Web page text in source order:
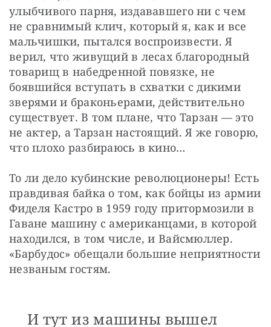
улыбчивого парня, издававшего ни с чем
не сравнимый клич, который я, как и все
мальчишки, пытался воспроизвести. Я
верил, что живущий в лесах благородный
товарищ в набедренной повязке, не
боявшийся вступать в схватки с дикими
зверями и браконьерами, действительно
существует. В том плане, что Тарзан — это
не актер, а Тарзан настоящий. Я же говорю,
что плохо разбираюсь в кино…
То ли дело кубинские революционеры! Есть
правдивая байка о том, как бойцы из армии
Фиделя Кастро в 1959 году притормозили в
Гаване машину с американцами, в которой
находился, в том числе, и Вайсмюллер.
«Барбудос» обещали большие неприятности
незваным гостям.
И тут из машины вышел